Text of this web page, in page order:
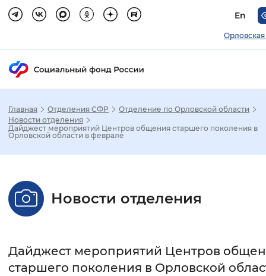
En
Орловская
Стандартный Увеличенный
Без засечек С засечками
Главная Отделения СФР
Отделение по Орловской области
Новости отделения
Дайджест мероприятий Центров общения старшего поколения в
Орловской области в феврале
Новости отделения
Дайджест мероприятий Центров
старшего поколения в Орловской